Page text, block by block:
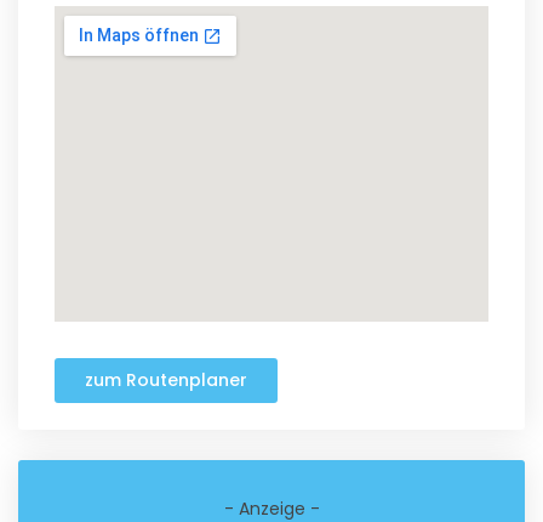
zum Routenplaner
- Anzeige -